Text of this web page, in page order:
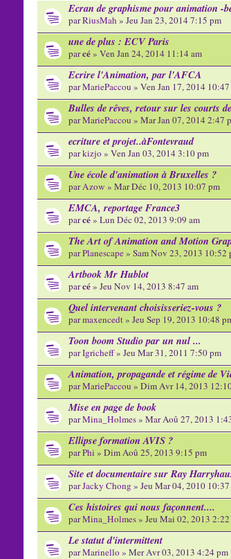
Ecran de graphisme pour animation -
parRiusMah» Jeu Jan 23, 2014 7:15 pm
une de plus : ECV Paris
parcé» Ven Jan 24, 2014 11:14 am
Ecrire l'Animation, par l'AFCA
parMariePaccou » Ven Jan 17, 2014
Bulles de rêves, retour sur les courts
parMariePaccou » Mar Jan 07, 2014 2:47
ecriture et projet..àFontevraud
parkizjo» Ven Jan 03, 2014 3:10 pm
Une école d'animation à Bruxelles ?
parAzow » Mar Déc 10, 2013 10:07 pm
EMCA, reportage France3
parcé» Lun Déc 02, 2013 9:09 am
The Art of Animation and Motion
parPlanescape» Sam Nov 23, 2013 10:52
Artbook Mr Hublot
parcé» Jeu Nov 14, 2013 8:47 am
Quel intervenant choisisseriez-vous ?
parmaxencedt» Jeu Sep 19, 2013 10:48
Toon boom Studio par un nul ...
parIgricheff» Jeu Mar 31, 2011 7:50 pm
Animation, propagande et régime de
parMariePaccou » Dim Avr 14, 2013
Mise en page de book
parMina_Holmes» Mar Aoû 27, 2013
Ellipse formation AVIS ?
parPhi » Dim Aoû 25, 2013 9:15 pm
Site et documentaire sur Ray
parJacky Chong » Jeu Mar 04, 2010 10:37
Ces histoires qui nous façonnent....
parMina_Holmes» Jeu Mai 02, 2013 2:22
Le statut d'intermittent
parMarinello» Mer Avr 03, 2013 4:24 pm